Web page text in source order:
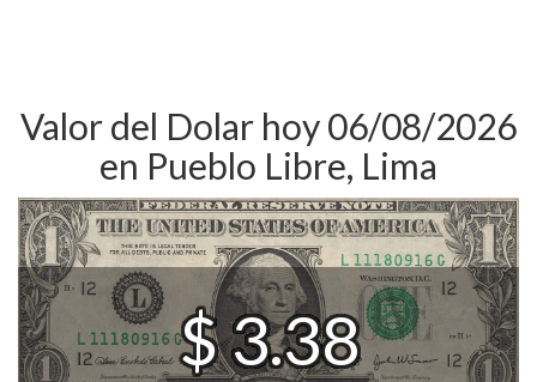
Valor del Dolar hoy 06/08/2026
en Pueblo Libre, Lima
$ 3.38